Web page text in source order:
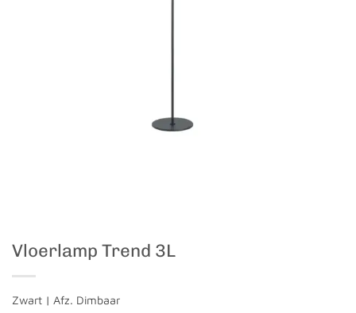
Vloerlamp Trend 3L
Zwart | Afz. Dimbaar